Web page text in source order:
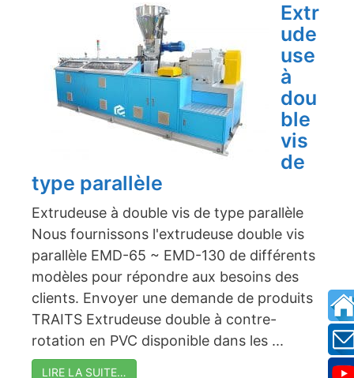
Extr
ude
use
à
dou
ble
vis
de
type parallèle
Extrudeuse à double vis de type parallèle
Nous fournissons l'extrudeuse double vis
parallèle EMD-65 ~ EMD-130 de différents
modèles pour répondre aux besoins des
clients. Envoyer une demande de produits
TRAITS Extrudeuse double à contre-
rotation en PVC disponible dans les ...
LIRE LA SUITE…